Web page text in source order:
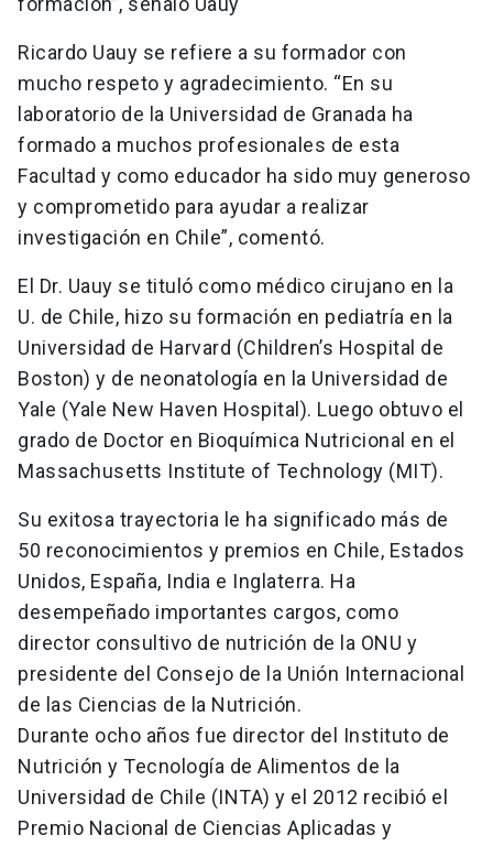
Ricardo Uauy se refiere a su formador con
mucho respeto y agradecimiento. “En su
laboratorio de la Universidad de Granada ha
formado a muchos profesionales de esta
Facultad y como educador ha sido muy generoso
y comprometido para ayudar a realizar
investigación en Chile”, comentó.
El Dr. Uauy se tituló como médico cirujano en la
U. de Chile, hizo su formación en pediatría en la
Universidad de Harvard (Children’s Hospital de
Boston) y de neonatología en la Universidad de
Yale (Yale New Haven Hospital). Luego obtuvo el
grado de Doctor en Bioquímica Nutricional en el
Massachusetts Institute of Technology (MIT).
Su exitosa trayectoria le ha significado más de
50 reconocimientos y premios en Chile, Estados
Unidos, España, India e Inglaterra. Ha
desempeñado importantes cargos, como
director consultivo de nutrición de la ONU y
presidente del Consejo de la Unión Internacional
de las Ciencias de la Nutrición.
Durante ocho años fue director del Instituto de
Nutrición y Tecnología de Alimentos de la
Universidad de Chile (INTA) y el 2012 recibió el
Premio Nacional de Ciencias Aplicadas y